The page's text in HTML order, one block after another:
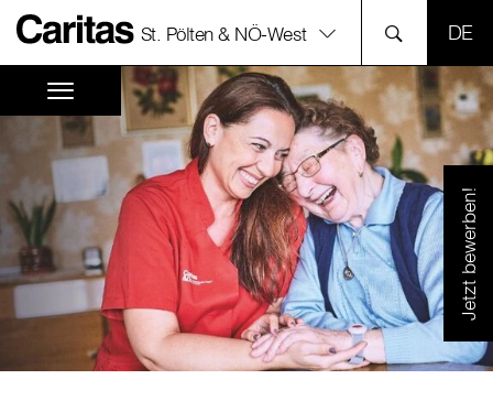
St. Pölten & NÖ-West
Jetzt bewerben!